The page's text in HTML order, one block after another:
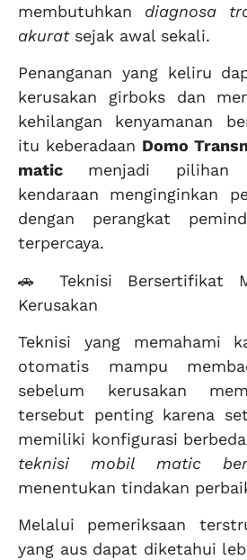
membutuhkan diagnosa
akuratsejak awal sekali.
Penanganan yang keliru
kerusakan girboks dan
kehilangan kenyamanan
itu keberadaan Domo
matic menjadi pilihan
kendaraan menginginkan
dengan perangkat
terpercaya.
🚗 Teknisi Bersertifikat
Kerusakan
Teknisi yang memahami
otomatis mampu
sebelum kerusakan
tersebut penting karena
memiliki konfigurasi
teknisi mobil matic
menentukan tindakan
Melalui pemeriksaan
yang aus dapat diketahui